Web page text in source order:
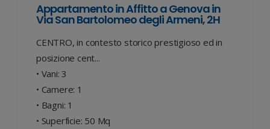
Appartamento in Affitto a Genova in
Via San Bartolomeo degli Armeni, 2H
CENTRO, in contesto storico prestigioso ed in
posizione cent...
• Vani: 3
• Camere: 1
• Bagni: 1
• Superficie: 50 Mq